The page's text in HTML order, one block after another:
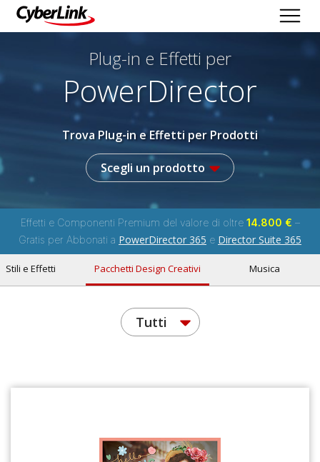
Plug-in e Effetti per
PowerDirector
Trova Plug-in e Effetti per Prodotti
Scegli un prodotto
Effetti e Componenti Premium del valore di oltre 14.800 € –
Gratis per Abbonati a PowerDirector 365 e Director Suite 365
Stili e Effetti Pacchetti Design Creativi Musica
Tutti